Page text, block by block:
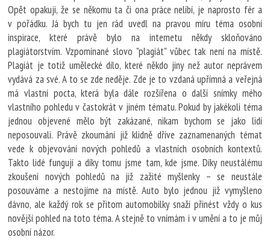
Opět opakuji, že se někomu ta či ona práce nelíbí, je naprosto fér a
v pořádku. Já bych tu jen rád uvedl na pravou míru téma osobní
inspirace, které právě bylo na internetu někdy skloňováno
plagiátorstvím. Vzpomínané slovo "plagiát" vůbec tak není na místě.
Plagiát je totiž umělecké dílo, které někdo jiny než autor neprávem
vydává za své. A to se zde neděje. Zde je to vzdaná upřímná a veřejná
má vlastní pocta, která byla dále rozšířena o další snímky mého
vlastního pohledu v častokrát v jiném tématu. Pokud by jakékoli téma
jednou objevené mělo být zakázané, nikam bychom se jako lidi
neposouvali. Právě zkoumání již klidně dříve zaznamenaných témat
vede k objevování nových pohledů a vlastních osobních kontextů.
Takto lidé fungují a díky tomu jsme tam, kde jsme. Díky neustálému
zkoušení nových pohledů na již zažité myšlenky – se neustále
posouváme a nestojíme na místě. Auto bylo jednou již vymyšleno
dávno, ale každý rok se přitom automobilky snaží přinést vždy o kus
novější pohled na toto téma. A stejně to vnímám i v umění a to je můj
osobní názor.